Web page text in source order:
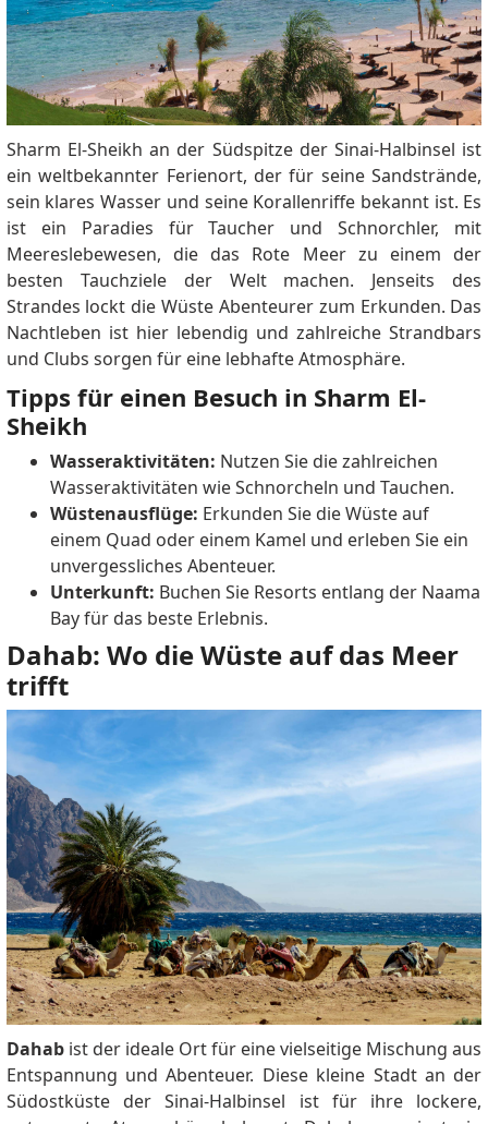
Sharm El-Sheikh an der Südspitze der Sinai-Halbinsel ist
ein weltbekannter Ferienort, der für seine Sandstrände,
sein klares Wasser und seine Korallenriffe bekannt ist. Es
ist ein Paradies für Taucher und Schnorchler, mit
Meereslebewesen, die das Rote Meer zu einem der
besten Tauchziele der Welt machen. Jenseits des
Strandes lockt die Wüste Abenteurer zum Erkunden. Das
Nachtleben ist hier lebendig und zahlreiche Strandbars
und Clubs sorgen für eine lebhafte Atmosphäre.
Tipps für einen Besuch in Sharm El-
Sheikh
Wasseraktivitäten: Nutzen Sie die zahlreichen
Wasseraktivitäten wie Schnorcheln und Tauchen.
Wüstenausflüge: Erkunden Sie die Wüste auf
einem Quad oder einem Kamel und erleben Sie ein
unvergessliches Abenteuer.
Unterkunft: Buchen Sie Resorts entlang der Naama
Bay für das beste Erlebnis.
Dahab: Wo die Wüste auf das Meer
trifft
Dahabist der ideale Ort für eine vielseitige Mischung aus
Entspannung und Abenteuer. Diese kleine Stadt an der
Südostküste der Sinai-Halbinsel ist für ihre lockere,